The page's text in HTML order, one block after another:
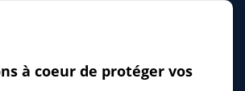
à coeur de protéger vos